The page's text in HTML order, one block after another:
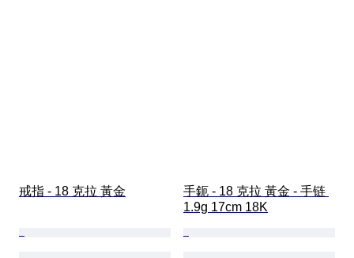
戒指 - 18 克拉 黃金
手鈪 - 18 克拉 黃金 - 手链
1.9g 17cm 18K